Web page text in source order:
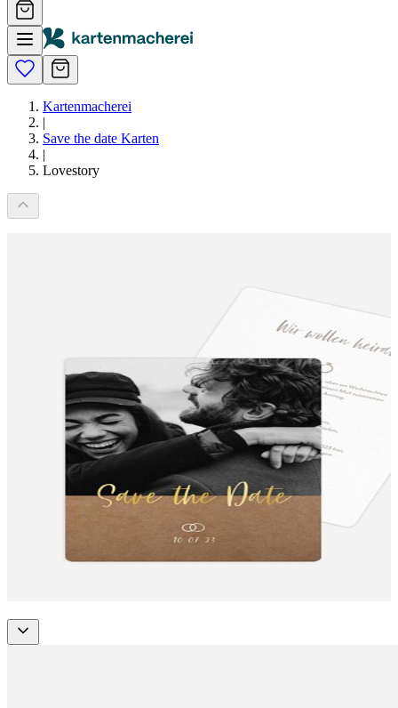
Kartenmacherei
|
Save the date Karten
|
Lovestory